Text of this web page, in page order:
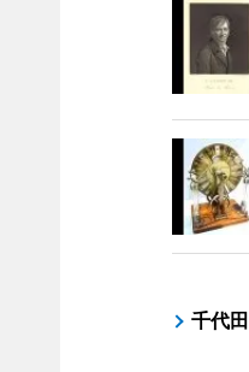
千代